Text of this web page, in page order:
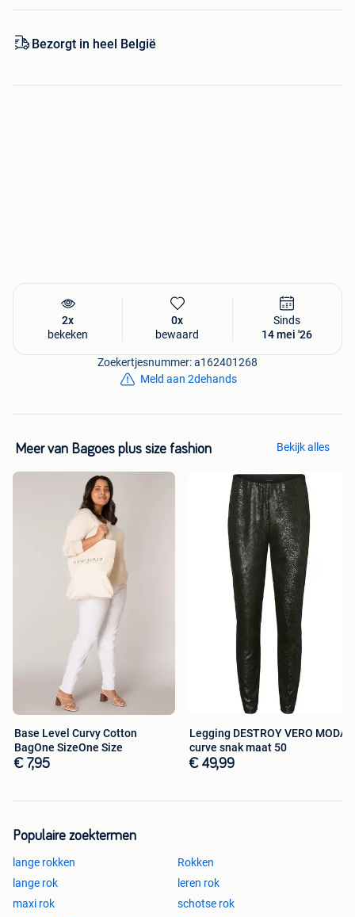
Bezorgt in heel België
2x
bekeken
0x
bewaard
Sinds
14 mei '26
Zoekertjesnummer: a162401268
Meld aan 2dehands
Meer van Bagoes plus size fashion Bekijk alles
Base Level Curvy Cotton
BagOne SizeOne Size
€ 7,95
Legging DESTROY VERO MODA
curve snak maat 50
€ 49,99
Populaire zoektermen
lange rokken
Rokken
lange rok
leren rok
maxi rok
schotse rok